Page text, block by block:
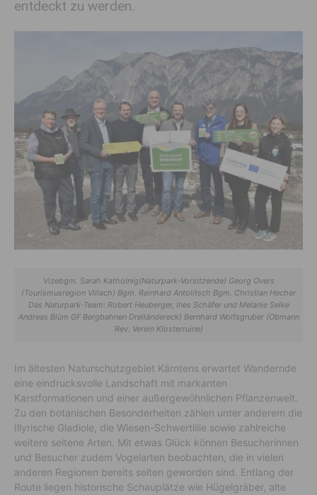
entdeckt zu werden.
Vizebgm. Sarah Katholnig(Naturpark-Vorsitzende) Georg Overs
(Tourismusregion Villach) Bgm. Reinhard Antolitsch Bgm. Christian Hecher
Das Naturpark-Team: Robert Heuberger, Ines Schäfer und Melanie Selke
Andreas Blüm GF Bergbahnen Dreiländereck) Bernhard Wolfsgruber (Obmann
Rev. Verein Klosterruine)
Im ältesten Naturschutzgebiet Kärntens erwartet Wandernde
eine eindrucksvolle Landschaft mit markanten
Karstformationen und einer außergewöhnlichen Pflanzenwelt.
Zu den botanischen Besonderheiten zählen unter anderem die
Illyrische Gladiole, die Wiesen-Schwertlilie sowie zahlreiche
weitere seltene Arten. Mit etwas Glück können Besucherinnen
und Besucher zudem Vogelarten beobachten, die in vielen
anderen Regionen bereits selten geworden sind. Entlang der
Route liegen historische Schauplätze wie Hügelgräber, alte